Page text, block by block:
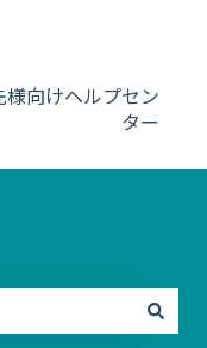
様向けヘルプセン
ター
きの検索フィ